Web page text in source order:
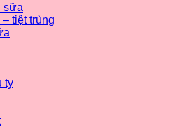
sữa
tiệt trùng
ty